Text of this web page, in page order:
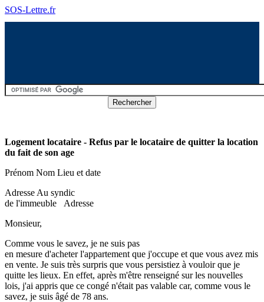
SOS-Lettre.fr
Logement locataire - Refus par le locataire de quitter la location
du fait de son age
Prénom Nom Lieu et date
Adresse Au syndic
de l'immeuble Adresse
Monsieur,
Comme vous le savez, je ne suis pas
en mesure d'acheter l'appartement que j'occupe et que vous avez mis
en vente. Je suis très surpris que vous persistiez à vouloir que je
quitte les lieux. En effet, après m'être renseigné sur les nouvelles
lois, j'ai appris que ce congé n'était pas valable car, comme vous le
savez, je suis âgé de 78 ans.